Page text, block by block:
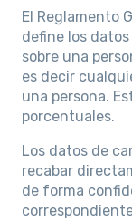
El Reglamento
define los
sobre una
es decir
una persona.
porcentuales.
Los datos de
recabar
de forma